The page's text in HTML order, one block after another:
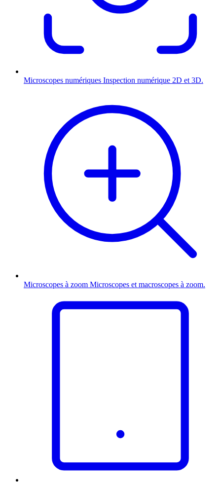
Microscopes numériques Inspection numérique 2D et 3D.
Microscopes à zoom Microscopes et macroscopes à zoom.